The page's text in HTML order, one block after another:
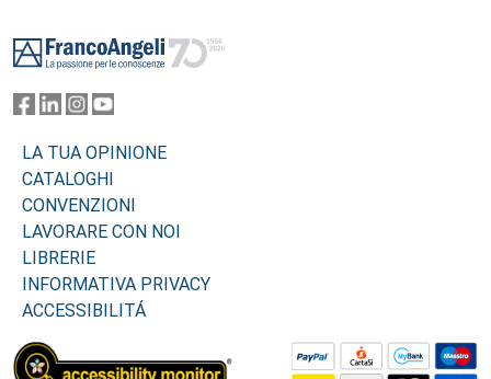
LA TUA OPINIONE
CATALOGHI
CONVENZIONI
LAVORARE CON NOI
LIBRERIE
INFORMATIVA PRIVACY
ACCESSIBILITÁ